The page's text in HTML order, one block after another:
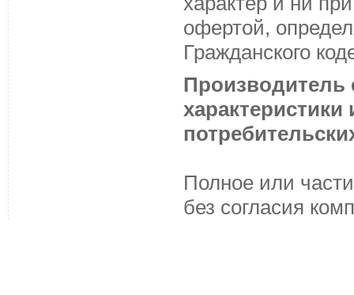
офертой,
Гражданского
Производитель
Полное или
без согласия